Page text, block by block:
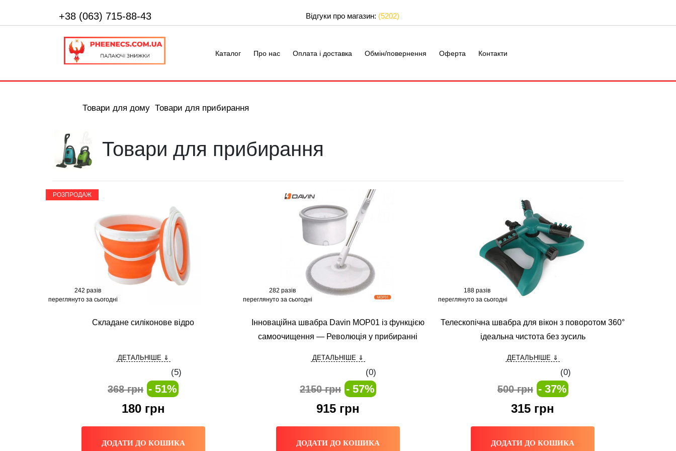
+38 (063) 715-88-43 Відгуки про магазин: (5202)
Каталог Про нас Оплата і доставка Обмін/повернення Оферта Контакти
Товари для дому Товари для прибирання
Товари для прибирання
242 разів
переглянуто за сьогодні
РОЗПРОДАЖ
Складaне силіконове відро
ДЕТАЛЬНІШЕ ⇓
(5)
368 грн - 51%
180грн
ДОДАТИ ДО КОШИКА
282 разів
переглянуто за сьогодні
Інноваційна швабра Davin MOP01 із функцією
самоочищення — Революція у прибиранні
ДЕТАЛЬНІШЕ ⇓
(0)
2150 грн - 57%
915грн
ДОДАТИ ДО КОШИКА
188 разів
переглянуто за сьогодні
Телескопічна швабра для вікон з поворотом 360°
ідеальна чистота без зусиль
ДЕТАЛЬНІШЕ ⇓
(0)
500 грн - 37%
315 грн
ДОДАТИ ДО КОШИКА